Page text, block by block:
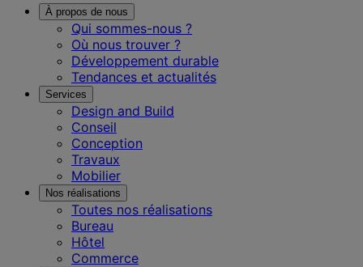
À propos de nous
Qui sommes-nous ?
Où nous trouver ?
Développement durable
Tendances et actualités
Services
Design and Build
Conseil
Conception
Travaux
Mobilier
Nos réalisations
Toutes nos réalisations
Bureau
Hôtel
Commerce